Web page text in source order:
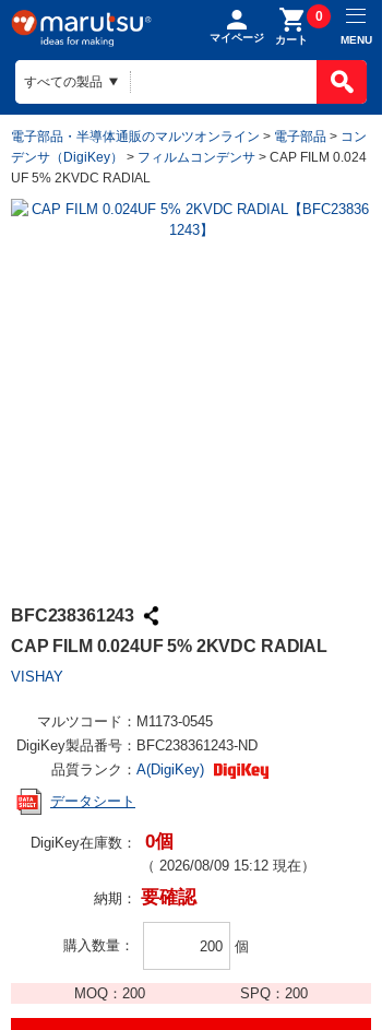
マイページ カート
0
MENU
電子部品・半導体通販のマルツオンライン > 電子部品 > コン
デンサ（DigiKey）
> フィルムコンデンサ > CAP FILM 0.024
UF 5% 2KVDC RADIAL
BFC238361243
CAP FILM 0.024UF 5% 2KVDC RADIAL
VISHAY
マルツコード： M1173-0545
DigiKey製品番号： BFC238361243-ND
品質ランク： A(DigiKey)
データシート
DigiKey在庫数： 0個
（ 2026/08/09 15:12 現在）
納期： 要確認
購入数量 個
MOQ：200 SPQ： 200